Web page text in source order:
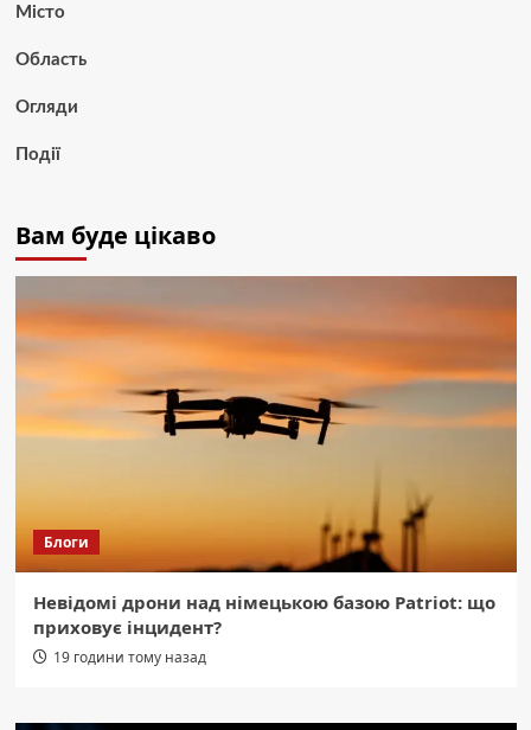
Місто
Область
Огляди
Події
Вам буде цікаво
Блоги
Невідомі дрони над німецькою базою Patriot: що
приховує інцидент?
19 години тому назад